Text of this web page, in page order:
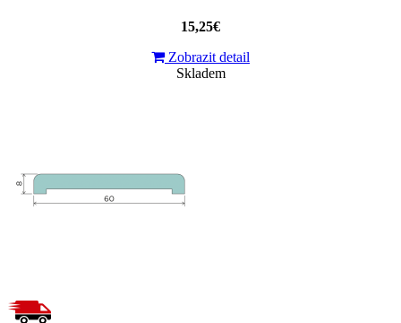
15,25€
Zobrazit detail
Skladem